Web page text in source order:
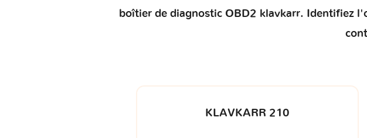
boîtier de diagnostic OBD2 klavkarr. Identifiez
KLAVKARR 210